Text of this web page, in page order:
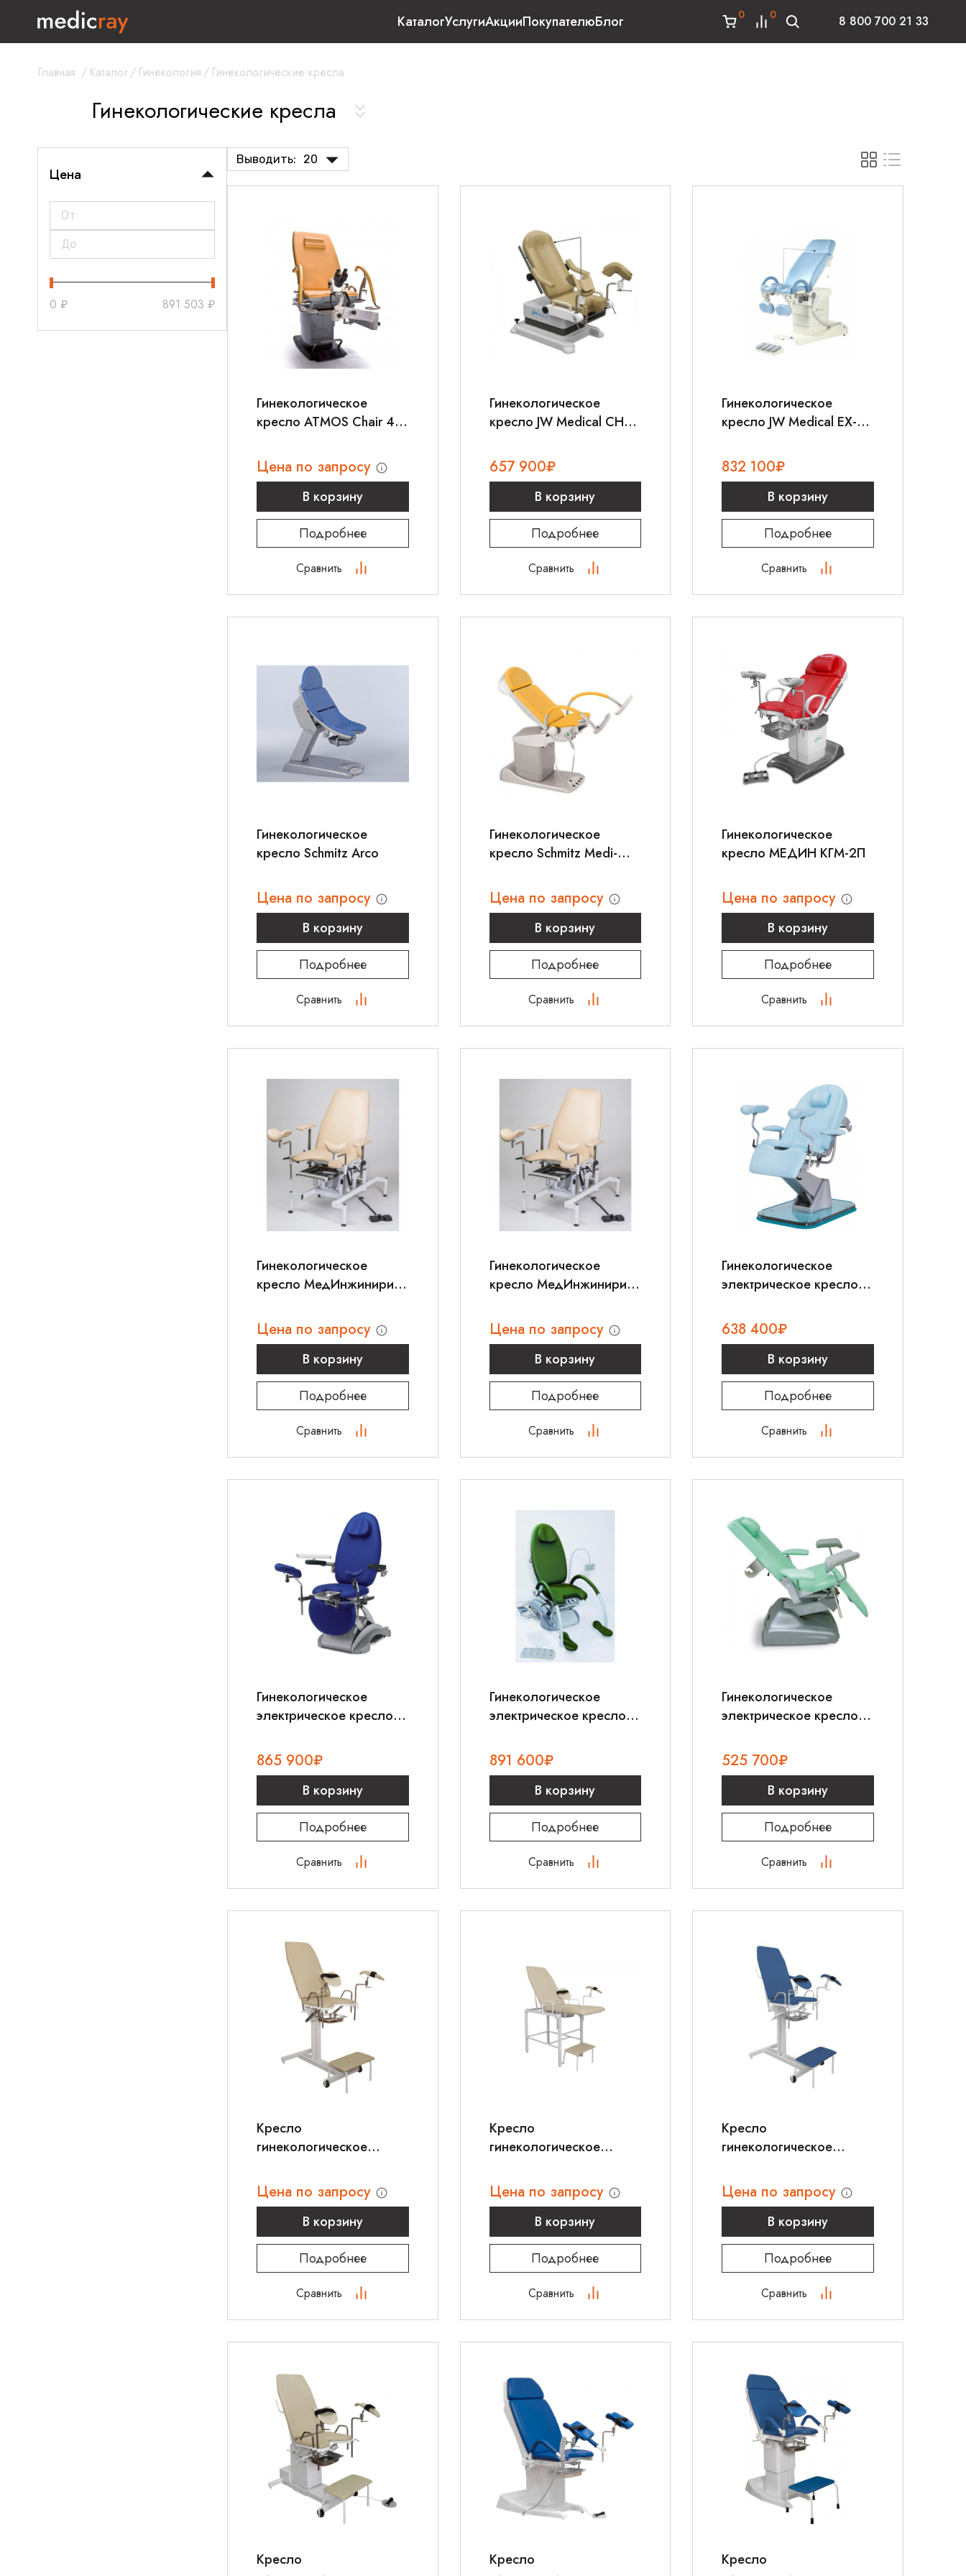
КаталогУслугиАкцииПокупателюБлог 0 0 8 800 700 21 33
Главная / Каталог/ Гинекология / Гинекологические кресла
Гинекологические кресла
Цена
0 ₽ 891 503 ₽
Выводить: 20
Гинекологическое
кресло ATMOS Chair 41
Цена по запросу
В корзину
Подробнее
Сравнить
Гинекологическое
кресло JW Medical CHS
657 900₽
В корзину
Подробнее
Сравнить
Гинекологическое
кресло JW Medical EX-
832 100₽
В корзину
Подробнее
Сравнить
Гинекологическое
кресло Schmitz Arco
Цена по запросу
В корзину
Подробнее
Сравнить
Гинекологическое
кресло Schmitz Medi-
Цена по запросу
В корзину
Подробнее
Сравнить
Гинекологическое
кресло МЕДИН КГМ-2П
Цена по запросу
В корзину
Подробнее
Сравнить
Гинекологическое
кресло МедИнжиниринг
Цена по запросу
В корзину
Подробнее
Сравнить
Гинекологическое
кресло МедИнжиниринг
Цена по запросу
В корзину
Подробнее
Сравнить
Гинекологическое
электрическое кресло
638 400₽
В корзину
Подробнее
Сравнить
Гинекологическое
электрическое кресло
865 900₽
В корзину
Подробнее
Сравнить
Гинекологическое
электрическое кресло
891 600₽
В корзину
Подробнее
Сравнить
Гинекологическое
электрическое кресло
525 700₽
В корзину
Подробнее
Сравнить
Кресло
гинекологическое
Цена по запросу
В корзину
Подробнее
Сравнить
Кресло
гинекологическое
Цена по запросу
В корзину
Подробнее
Сравнить
Кресло
гинекологическое
Цена по запросу
В корзину
Подробнее
Сравнить
Кресло
Кресло
Кресло